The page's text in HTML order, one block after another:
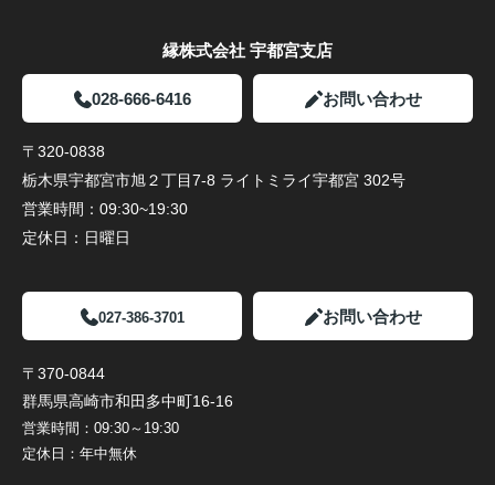
縁株式会社 宇都宮支店
028-666-6416 お問い合わせ
〒320-0838
栃木県宇都宮市旭２丁目7-8 ライトミライ宇都宮 302号
営業時間： 09:30~19:30
定休日： 日曜日
027-386-3701 お問い合わせ
〒370-0844
群馬県高崎市和田多中町16-16
営業時間： 09:30～19:30
定休日： 年中無休